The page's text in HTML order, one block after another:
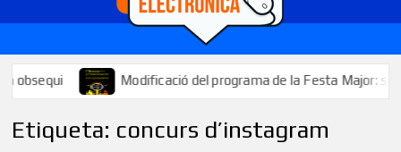
Modificació del programa de la Festa Major: se suspèn
Etiqueta: concurs d’instagram